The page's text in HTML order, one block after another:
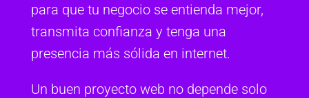
para que tu negocio se entienda mejor,
transmita confianza y tenga una
presencia más sólida en internet.
Un buen proyecto web no depende solo